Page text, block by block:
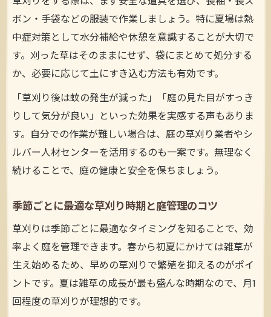
庭の草刈り料金を安くする依頼時のポイン
トまとめ
草刈りの手間を減らし費用も抑える時短テ
クニック
集
ボン・手袋などの服装で作業しましょう。特に夏場は熱
中症対策として水分補給や休憩を意識することが大切で
す。刈った草はそのままにせず、袋にまとめて処分する
か、必要に応じて土にすき込む方法も有効です。
「草刈り後は蚊の発生が減った」「庭の見た目がすっき
りして気分が良い」といった効果を実感する声もありま
す。自分での作業が難しい場合は、庭の草刈り業者やシ
ルバー人材センターを活用するのも一案です。無理なく
続けることで、庭の健康と安全を保ちましょう。
季節ごとに最適な草刈り時期と庭管理のコツ
草刈りは季節ごとに最適なタイミングを知ることで、効
率よく庭を管理できます。春から初夏にかけては雑草が
生え始めるため、早めの草刈りで繁殖を抑えるのがポイ
ントです。夏は雑草の成長が最も盛んな時期なので、月1
回程度の草刈りが理想的です。